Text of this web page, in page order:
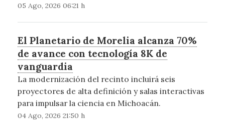
05 Ago, 2026 06:21 h
El Planetario de Morelia alcanza 70%
de avance con tecnología 8K de
vanguardia
La modernización del recinto incluirá seis
proyectores de alta definición y salas interactivas
para impulsar la ciencia en Michoacán.
04 Ago, 2026 21:50 h